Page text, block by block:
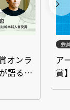
オンラ
語る
会
ア
賞